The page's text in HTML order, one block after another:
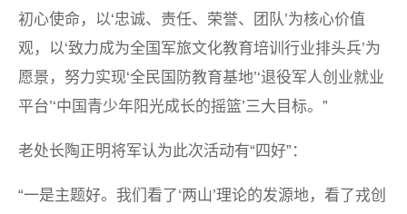
初心使命，以‘忠诚、责任、荣誉、团队’为核心价值
观，以‘致力成为全国军旅文化教育培训行业排头兵’为
愿景，努力实现‘全民国防教育基地’‘退役军人创业就业
平台’‘中国青少年阳光成长的摇篮’三大目标。”
老处长陶正明将军认为此次活动有“四好”：
“一是主题好。我们看了‘两山’理论的发源地，看了戎创